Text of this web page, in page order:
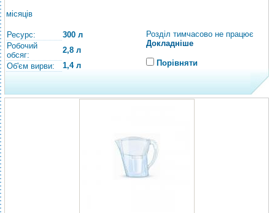
місяців
Ресурс:
300 л
Робочий
обсяг:
2,8 л
Об'єм вирви:
1,4 л
Розділ тимчасово не працює
Докладніше
Порівняти